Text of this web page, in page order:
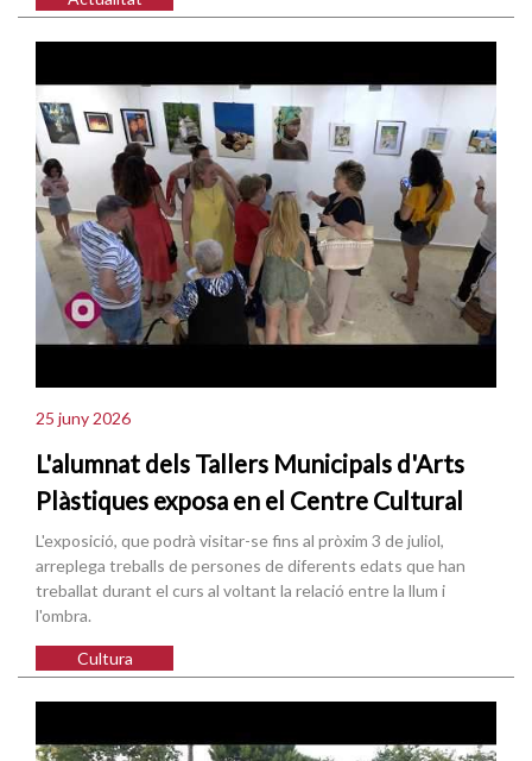
25 juny 2026
L'alumnat dels Tallers Municipals d'Arts
Plàstiques exposa en el Centre Cultural
L'exposició, que podrà visitar-se fins al pròxim 3 de juliol,
arreplega treballs de persones de diferents edats que han
treballat durant el curs al voltant la relació entre la llum i
l'ombra.
Cultura